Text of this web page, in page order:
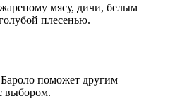
мясу, дичи, белым
плесенью.
поможет другим
выбором.